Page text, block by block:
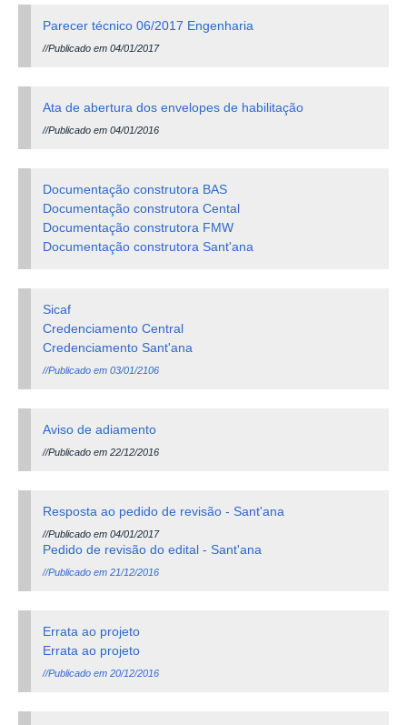
Parecer técnico 06/2017 Engenharia
//Publicado em 04/01/2017
Ata de abertura dos envelopes de habilitação
//Publicado em 04/01/2016
Documentação construtora BAS
Documentação construtora Cental
Documentação construtora FMW
Documentação construtora Sant'ana
Sicaf
Credenciamento Central
Credenciamento Sant'ana
//Publicado em 03/01/2106
Aviso de adiamento
//Publicado em 22/12/2016
Resposta ao pedido de revisão - Sant'ana
//Publicado em 04/01/2017
Pedido de revisão do edital - Sant'ana
//Publicado em 21/12/2016
Errata ao projeto
Errata ao projeto
//Publicado em 20/12/2016